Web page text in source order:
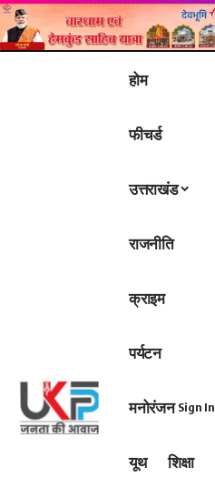
होम
फीचर्ड
उत्तराखंड
राजनीति
क्राइम
पर्यटन
मनोरंजन
यूथ शिक्षा
Sign In